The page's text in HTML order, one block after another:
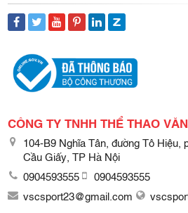
CÔNG TY TNHH THỂ THAO
104-B9 Nghĩa Tân, đường Tô Hiệu,
Cầu Giấy, TP Hà Nội
0904593555
0904593555
vscsport23@gmail.com